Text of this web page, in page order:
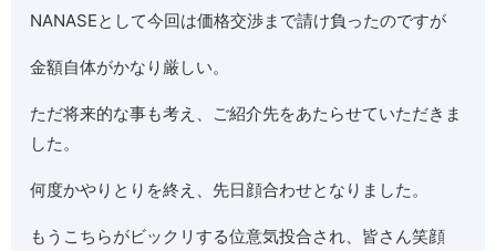
NANASEとして今回は価格交渉まで請け負ったのですが
金額自体がかなり厳しい。
ただ将来的な事も考え、ご紹介先をあたらせていただきま
した。
何度かやりとりを終え、先日顔合わせとなりました。
もうこちらがビックリする位意気投合され、皆さん笑顔